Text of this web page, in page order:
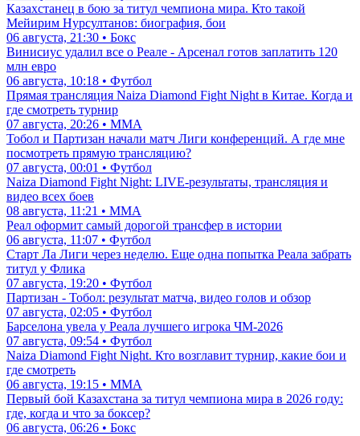
Казахстанец в бою за титул чемпиона мира. Кто такой
Мейирим Нурсултанов: биография, бои
06 августа, 21:30 • Бокс
Винисиус удалил все о Реале - Арсенал готов заплатить 120
млн евро
06 августа, 10:18 • Футбол
Прямая трансляция Naiza Diamond Fight Night в Китае. Когда и
где смотреть турнир
07 августа, 20:26 • ММА
Тобол и Партизан начали матч Лиги конференций. А где мне
посмотреть прямую трансляцию?
07 августа, 00:01 • Футбол
Naiza Diamond Fight Night: LIVE-результаты, трансляция и
видео всех боев
08 августа, 11:21 • ММА
Реал оформит самый дорогой трансфер в истории
06 августа, 11:07 • Футбол
Старт Ла Лиги через неделю. Еще одна попытка Реала забрать
титул у Флика
07 августа, 19:20 • Футбол
Партизан - Тобол: результат матча, видео голов и обзор
07 августа, 02:05 • Футбол
Барселона увела у Реала лучшего игрока ЧМ-2026
07 августа, 09:54 • Футбол
Naiza Diamond Fight Night. Кто возглавит турнир, какие бои и
где смотреть
06 августа, 19:15 • ММА
Первый бой Казахстана за титул чемпиона мира в 2026 году:
где, когда и что за боксер?
06 августа, 06:26 • Бокс